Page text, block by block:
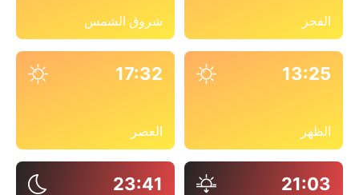
الفجر شروق الشمس
13:25
الظهر
17:32
العصر
21:03
23:41